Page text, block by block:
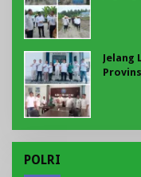
Jelang
POLRI